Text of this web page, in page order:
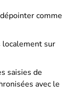
comme
localement sur
saisies de
avec le